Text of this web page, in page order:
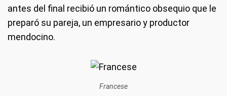
antes del final recibió un romántico obsequio que le
preparó su pareja, un empresario y productor
mendocino.
Francese